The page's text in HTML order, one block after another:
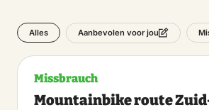
Alles Aanbevolen voor jou
Missbrauch
Mountainbike route